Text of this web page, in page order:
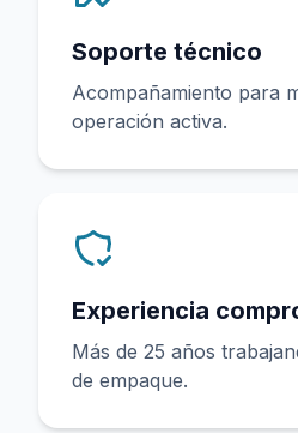
Soporte técnico
Acompañamiento para
operación activa.
Experiencia
Más de 25 años
de empaque.